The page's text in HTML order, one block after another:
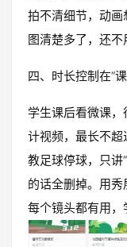
拍不清细节，动
图清楚多了，还不
四、时长控制在“
学生课后看微课
计视频，最长不
教足球停球，只讲
的话全删掉。用
每个镜头都有用，